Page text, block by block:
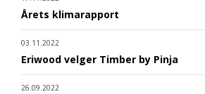
Årets klimarapport
03.11.2022
Eriwood velger Timber by Pinja
26.09.2022